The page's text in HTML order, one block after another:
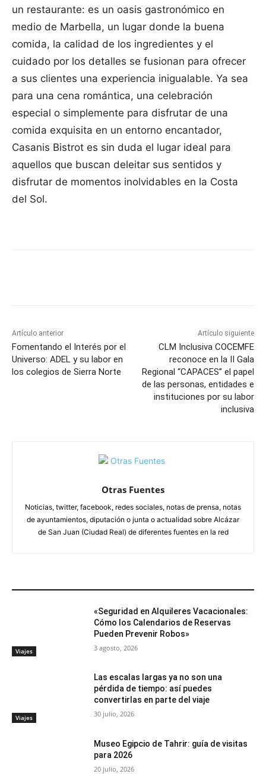
un restaurante: es un oasis gastronómico en
medio de Marbella, un lugar donde la buena
comida, la calidad de los ingredientes y el
cuidado por los detalles se fusionan para ofrecer
a sus clientes una experiencia inigualable. Ya sea
para una cena romántica, una celebración
especial o simplemente para disfrutar de una
comida exquisita en un entorno encantador,
Casanis Bistrot es sin duda el lugar ideal para
aquellos que buscan deleitar sus sentidos y
disfrutar de momentos inolvidables en la Costa
del Sol.
Artículo anterior
Fomentando el Interés por el
Universo: ADEL y su labor en
los colegios de Sierra Norte
Artículo siguiente
CLM Inclusiva COCEMFE
reconoce en la II Gala
Regional “CAPACES” el papel
de las personas, entidades e
instituciones por su labor
inclusiva
Otras Fuentes
Noticias, twitter, facebook, redes sociales, notas de prensa, notas
de ayuntamientos, diputación o junta o actualidad sobre Alcázar
de San Juan (Ciudad Real) de diferentes fuentes en la red
Viajes
«Seguridad en Alquileres Vacacionales:
Cómo los Calendarios de Reservas
Pueden Prevenir Robos»
3 agosto, 2026
Viajes
Las escalas largas ya no son una
pérdida de tiempo: así puedes
convertirlas en parte del viaje
30 julio, 2026
Museo Egipcio de Tahrir: guía de visitas
para 2026
20 julio, 2026